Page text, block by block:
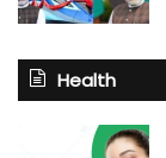
Health